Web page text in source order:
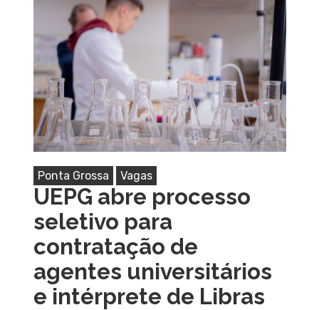
Ponta Grossa Vagas
UEPG abre processo
seletivo para
contratação de
agentes universitários
e intérprete de Libras